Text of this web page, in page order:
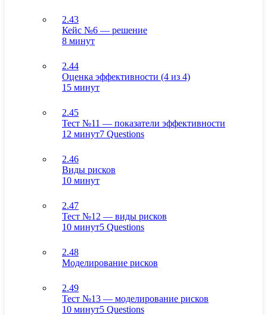
2.43
Кейс №6 — решение
8 минут
2.44
Оценка эффективности (4 из 4)
15 минут
2.45
Тест №11 — показатели эффективности
12 минут7 Questions
2.46
Виды рисков
10 минут
2.47
Тест №12 — виды рисков
10 минут5 Questions
2.48
Моделирование рисков
2.49
Тест №13 — моделирование рисков
10 минут5 Questions